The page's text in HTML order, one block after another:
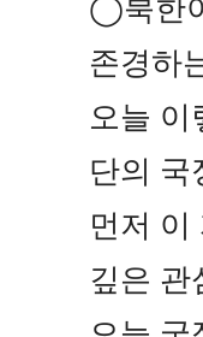
◯북한
존경하
오늘
단의 국
먼저 이
깊은 관